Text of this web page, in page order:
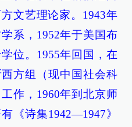
文艺理论家。1943年
系，1952年于美国布
位。1955年回国，在
方组（现中国社会科
作，1960年到北京师
《诗集1942—1947》